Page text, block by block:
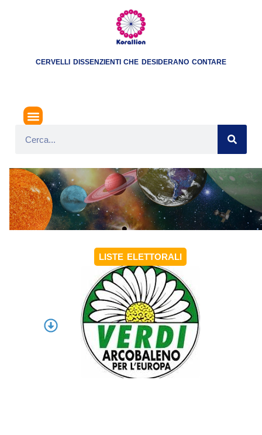
CERVELLI DISSENZIENTI CHE DESIDERANO CONTARE
LISTE ELETTORALI